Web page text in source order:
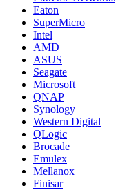
Eaton
SuperMicro
Intel
AMD
ASUS
Seagate
Microsoft
QNAP
Synology
Western Digital
QLogic
Brocade
Emulex
Mellanox
Finisar